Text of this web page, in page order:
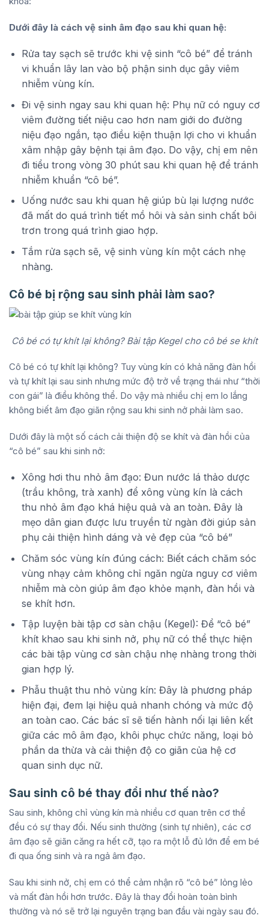
Dưới đây là cách vệ sinh âm đạo sau khi quan hệ:
Rửa tay sạch sẽ trước khi vệ sinh “cô bé” để tránh
vi khuẩn lây lan vào bộ phận sinh dục gây viêm
nhiễm vùng kín.
Đi vệ sinh ngay sau khi quan hệ: Phụ nữ có nguy cơ
viêm đường tiết niệu cao hơn nam giới do đường
niệu đạo ngắn, tạo điều kiện thuận lợi cho vi khuẩn
xâm nhập gây bệnh tại âm đạo. Do vậy, chị em nên
đi tiểu trong vòng 30 phút sau khi quan hệ để tránh
nhiễm khuẩn “cô bé”.
Uống nước sau khi quan hệ giúp bù lại lượng nước
đã mất do quá trình tiết mồ hôi và sản sinh chất bôi
trơn trong quá trình giao hợp.
Tắm rửa sạch sẽ, vệ sinh vùng kín một cách nhẹ
nhàng.
Cô bé bị rộng sau sinh phải làm sao?
Cô bé có tự khít lại không? Bài tập Kegel cho cô bé se khít
Cô bé có tự khít lại không? Tuy vùng kín có khả năng đàn hồi
và tự khít lại sau sinh nhưng mức độ trở về trạng thái như “thời
con gái” là điều không thể. Do vậy mà nhiều chị em lo lắng
không biết âm đạo giãn rộng sau khi sinh nở phải làm sao.
Dưới đây là một số cách cải thiện độ se khít và đàn hồi của
“cô bé” sau khi sinh nở:
Xông hơi thu nhỏ âm đạo: Đun nước lá thảo dược
(trầu không, trà xanh) để xông vùng kín là cách
thu nhỏ âm đạo khá hiệu quả và an toàn. Đây là
mẹo dân gian được lưu truyền từ ngàn đời giúp sản
phụ cải thiện hình dáng và vẻ đẹp của “cô bé”
Chăm sóc vùng kín đúng cách: Biết cách chăm sóc
vùng nhạy cảm không chỉ ngăn ngừa nguy cơ viêm
nhiễm mà còn giúp âm đạo khỏe mạnh, đàn hồi và
se khít hơn.
Tập luyện bài tập cơ sàn chậu (Kegel): Để “cô bé”
khít khao sau khi sinh nở, phụ nữ có thể thực hiện
các bài tập vùng cơ sàn chậu nhẹ nhàng trong thời
gian hợp lý.
Phẫu thuật thu nhỏ vùng kín: Đây là phương pháp
hiện đại, đem lại hiệu quả nhanh chóng và mức độ
an toàn cao. Các bác sĩ sẽ tiến hành nối lại liên kết
giữa các mô âm đạo, khôi phục chức năng, loại bỏ
phần da thừa và cải thiện độ co giãn của hệ cơ
quan sinh dục nữ.
Sau sinh cô bé thay đổi như thế nào?
Sau sinh, không chỉ vùng kín mà nhiều cơ quan trên cơ thể
đều có sự thay đổi. Nếu sinh thường (sinh tự nhiên), các cơ
âm đạo sẽ giãn căng ra hết cỡ, tạo ra một lỗ đủ lớn để em bé
đi qua ống sinh và ra ngả âm đạo.
Sau khi sinh nở, chị em có thể cảm nhận rõ “cô bé” lỏng lẻo
và mất đàn hồi hơn trước. Đây là thay đổi hoàn toàn bình
thường và nó sẽ trở lại nguyên trạng ban đầu vài ngày sau đó.